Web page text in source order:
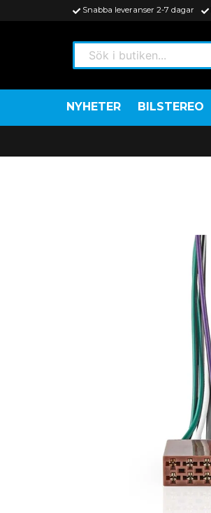
Snabba leveranser 2-7 dagar
Sök i butiken...
NYHETER BILSTEREO